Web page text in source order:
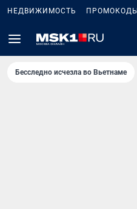
НЕДВИЖИМОСТЬ ПРОМОКОДЫ
Бесследно исчезла во Вьетнаме